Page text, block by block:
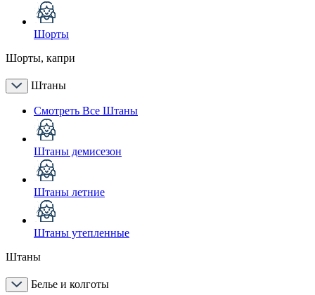
Шорты
Шорты, капри
Штаны
Смотреть Все Штаны
Штаны демисезон
Штаны летние
Штаны утепленные
Штаны
Белье и колготы